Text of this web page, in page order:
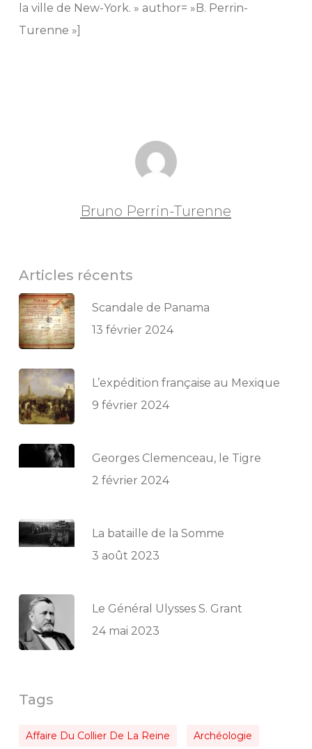
la ville de New-York. » author= »B. Perrin-
Turenne »]
Bruno Perrin-Turenne
Articles récents
Scandale de Panama
13 février 2024
L’expédition française au Mexique
9 février 2024
Georges Clemenceau, le Tigre
2 février 2024
La bataille de la Somme
3 août 2023
Le Général Ulysses S. Grant
24 mai 2023
Tags
Affaire Du Collier De La Reine Archéologie